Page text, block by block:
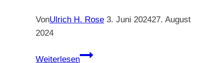
01.02.2011
VonUlrich H. Rose 3. Juni 202427. August
2024
Weiterlesen
Rede